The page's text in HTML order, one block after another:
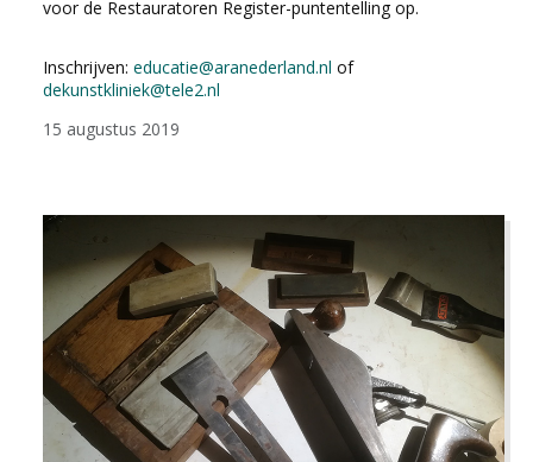
voor de Restauratoren Register-puntentelling op.
Inschrijven: educatie@aranederland.nl of
dekunstkliniek@tele2.nl
15 augustus 2019